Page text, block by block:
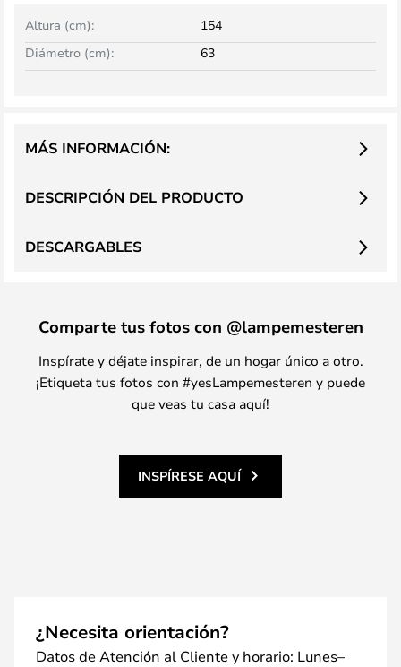
Altura (cm):
154
Diámetro (cm):
63
DESCRIPCIÓN DEL PRODUCTO
MÁS INFORMACIÓN:
DESCARGABLES
Comparte tus fotos con @lampemesteren
Inspírate y déjate inspirar, de un hogar único a otro.
¡Etiqueta tus fotos con #yesLampemesteren y puede
que veas tu casa aquí!
INSPÍRESE AQUÍ
¿Necesita orientación?
Datos de Atención al Cliente y horario: Lunes–